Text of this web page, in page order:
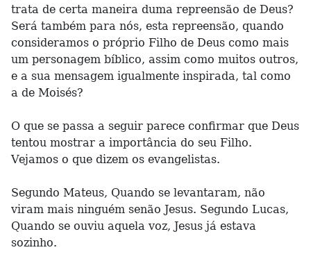
trata de certa maneira duma repreensão de Deus?
Será também para nós, esta repreensão, quando
consideramos o próprio Filho de Deus como mais
um personagem bíblico, assim como muitos outros,
e a sua mensagem igualmente inspirada, tal como
a de Moisés?
O que se passa a seguir parece confirmar que Deus
tentou mostrar a importância do seu Filho.
Vejamos o que dizem os evangelistas.
Segundo Mateus, Quando se levantaram, não
viram mais ninguém senão Jesus. Segundo Lucas,
Quando se ouviu aquela voz, Jesus já estava
sozinho.